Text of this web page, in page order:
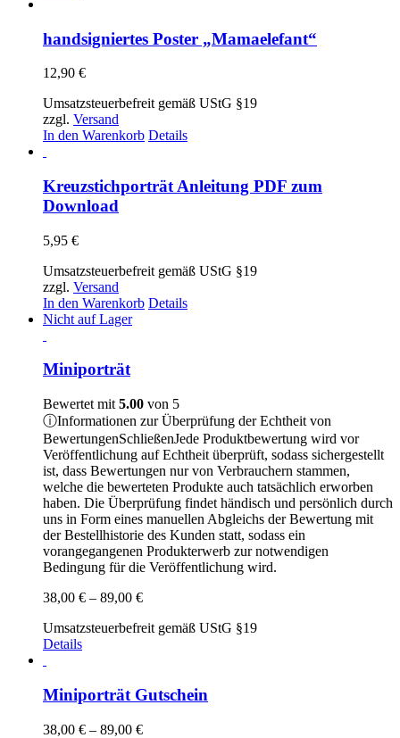
handsigniertes Poster „Mamaelefant“
12,90 €
Umsatzsteuerbefreit gemäß UStG §19
zzgl. Versand
In den Warenkorb Details
Kreuzstichporträt Anleitung PDF zum
Download
5,95 €
Umsatzsteuerbefreit gemäß UStG §19
zzgl. Versand
In den Warenkorb Details
Nicht auf Lager
Miniporträt
Bewertet mit 5.00 von 5
ⓘInformationen zur Überprüfung der Echtheit von
BewertungenSchließenJede Produktbewertung wird vor
Veröffentlichung auf Echtheit überprüft, sodass sichergestellt
ist, dass Bewertungen nur von Verbrauchern stammen,
welche die bewerteten Produkte auch tatsächlich erworben
haben. Die Überprüfung findet händisch und persönlich durch
uns in Form eines manuellen Abgleichs der Bewertung mit
der Bestellhistorie des Kunden statt, sodass ein
vorangegangenen Produkterwerb zur notwendigen
Bedingung für die Veröffentlichung wird.
38,00 € – 89,00 €Preisspanne:
bis
Umsatzsteuerbefreit gemäß UStG §19
Details
Miniporträt Gutschein
38,00 € – 89,00 €Preisspanne: